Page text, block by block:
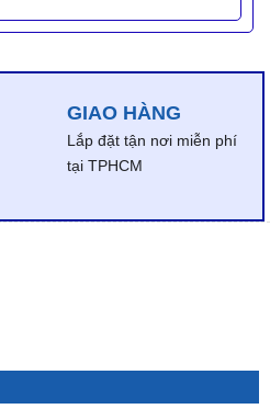
GIAO HÀNG
Lắp đặt tận nơi miễn phí
tại TPHCM